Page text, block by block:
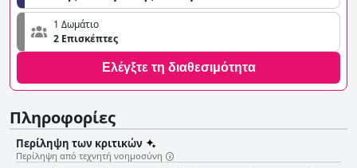
1 Δωμάτιο
2 Επισκέπτες
Ελέγξτε τη διαθεσιμότητα
Πληροφορίες
Περίληψη των κριτικών
Περίληψη από τεχνητή νοημοσύνη